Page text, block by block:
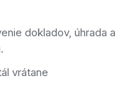
dokladov, úhrada a
vrátane